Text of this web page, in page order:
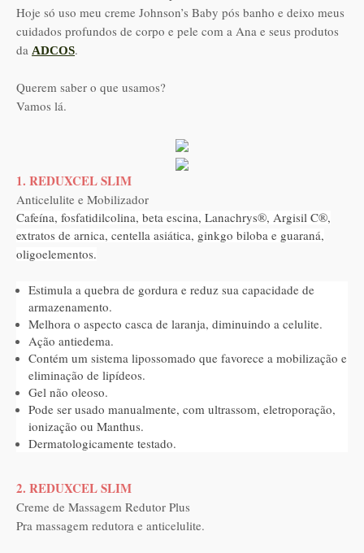
Hoje só uso meu creme Johnson’s Baby pós banho e deixo meus
cuidados profundos de corpo e pele com a Ana e seus produtos
da ADCOS.
Querem saber o que usamos?
Vamos lá.
1. REDUXCEL SLIM
Anticelulite e Mobilizador
Cafeína, fosfatidilcolina, beta escina, Lanachrys®, Argisil C®,
extratos de arnica, centella asiática, ginkgo biloba e guaraná,
oligoelementos.
Estimula a quebra de gordura e reduz sua capacidade de
armazenamento.
Melhora o aspecto casca de laranja, diminuindo a celulite.
Ação antiedema.
Contém um sistema lipossomado que favorece a mobilização e
eliminação de lipídeos.
Gel não oleoso.
Pode ser usado manualmente, com ultrassom, eletroporação,
ionização ou Manthus.
Dermatologicamente testado.
2. REDUXCEL SLIM
Creme de Massagem Redutor Plus
Pra massagem redutora e anticelulite.